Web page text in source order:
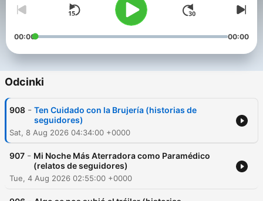
00:00 00:00
Odcinki
908 - Ten Cuidado con la Brujería (historias de
seguidores)
Sat, 8 Aug 2026 04:34:00 +0000
907 - Mi Noche Más Aterradora como Paramédico
(relatos de seguidores)
Tue, 4 Aug 2026 02:55:00 +0000